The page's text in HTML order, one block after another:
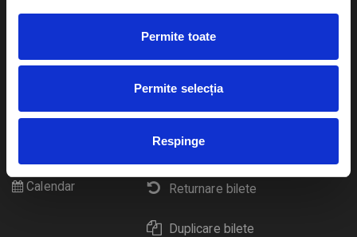
Permite toate
Permite selecția
Respinge
Cum comand bilete?
Plata online sau cash
eBilet printat acasa
Livrare prin curier
Returnare bilete
Duplicare bilete
festivaluri
Pentru copii
Calendar